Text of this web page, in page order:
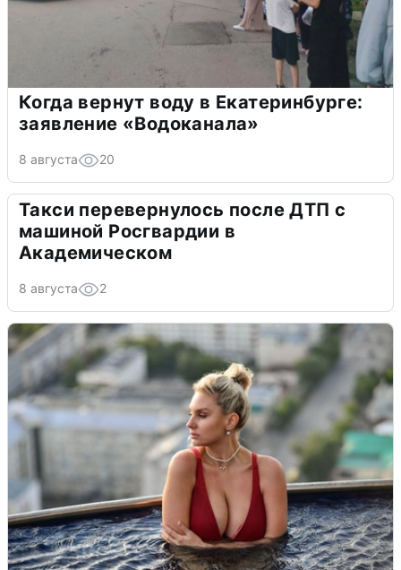
Когда вернут воду в Екатеринбурге:
заявление «Водоканала»
8 августа 20
Такси перевернулось после ДТП с
машиной Росгвардии в
Академическом
8 августа 2